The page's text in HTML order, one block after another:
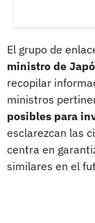
El grupo de
ministro de
recopilar
ministros
posibles para
esclarezcan las
centra en
similares en el